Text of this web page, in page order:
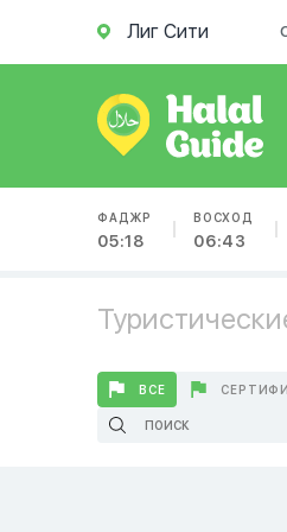
Лиг Сити
ФАДЖР
05:18
ВОСХОД
06:43
ВСЕ